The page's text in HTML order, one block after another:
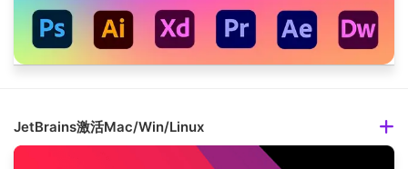
JetBrains激活Mac/Win/Linux